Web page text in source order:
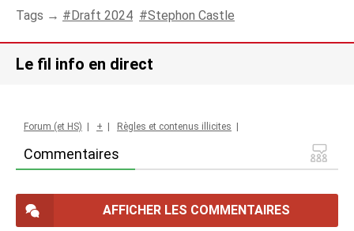
Tags → Draft 2024 Stephon Castle
Le fil info en direct
Commentaires
Forum (et HS) + Règles et contenus illicites
AFFICHER LES COMMENTAIRES